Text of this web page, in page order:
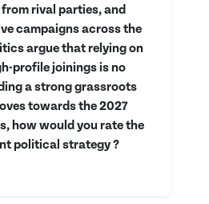
rival parties, and
campaigns across the
argue that relying on
profile joinings is no
a strong grassroots
towards the 2027
how would you rate the
political strategy ?